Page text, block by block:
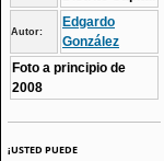
Autor:
Edgardo
González
Foto a principio de
2008
¡USTED PUEDE